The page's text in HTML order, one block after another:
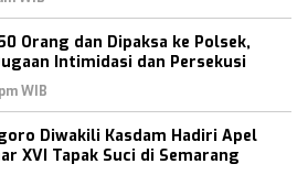
Orang dan Dipaksa ke Polsek,
Intimidasi dan Persekusi
WIB
Diwakili Kasdam Hadiri Apel
XVI Tapak Suci di Semarang